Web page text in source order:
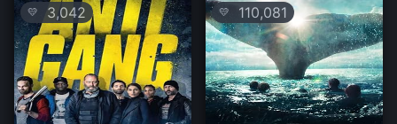
💛 3,042 💛 110,081